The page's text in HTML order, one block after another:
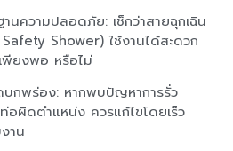
นความปลอดภัย: เช็กว่าสายฉุกเฉิน
Shower) ใช้งานได้สะดวก
พียงพอ หรือไม่
บกพร่อง: หากพบปัญหาการรั่ว
อผิดตำแหน่ง ควรแก้ไขโดยเร็ว
าน